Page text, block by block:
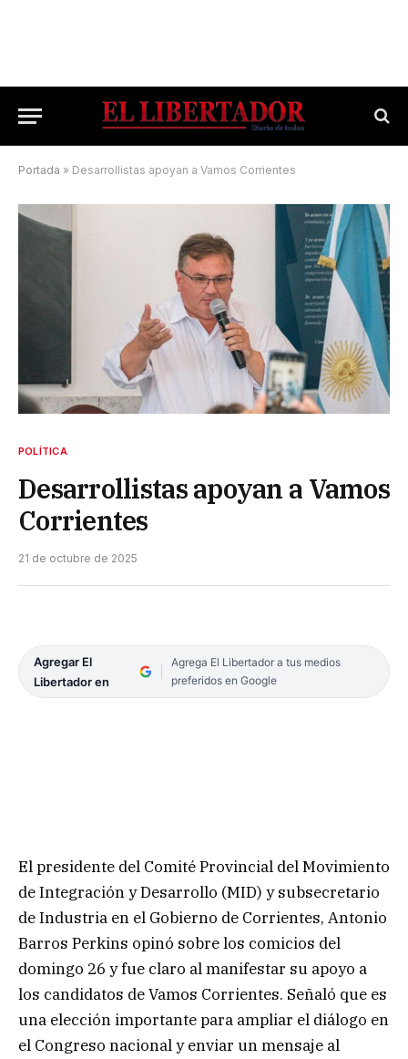
Portada » Desarrollistas apoyan a Vamos Corrientes
POLÍTICA
Desarrollistas apoyan a Vamos
Corrientes
21 de octubre de 2025
Agregar El
Libertador en
Agrega El Libertador a tus medios
preferidos en Google
El presidente del Comité Provincial del Movimiento
de Integración y Desarrollo (MID) y subsecretario
de Industria en el Gobierno de Corrientes, Antonio
Barros Perkins opinó sobre los comicios del
domingo 26 y fue claro al manifestar su apoyo a
los candidatos de Vamos Corrientes. Señaló que es
una elección importante para ampliar el diálogo en
el Congreso nacional y enviar un mensaje al